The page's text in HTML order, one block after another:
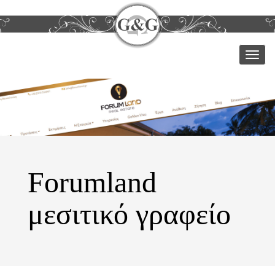
Forumland
μεσιτικό γραφείο